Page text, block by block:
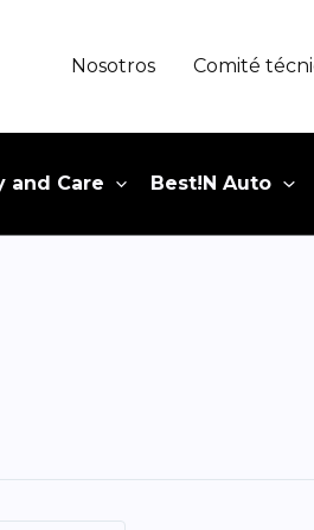
Nosotros Comité
and Care Best!N Auto